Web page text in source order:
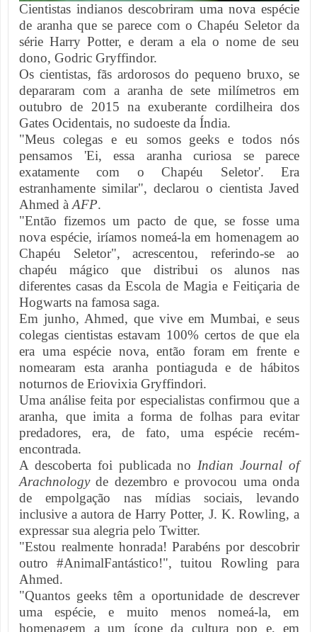
Cientistas indianos descobriram uma nova espécie
de aranha que se parece com o Chapéu Seletor da
série Harry Potter, e deram a ela o nome de seu
dono, Godric Gryffindor.
Os cientistas, fãs ardorosos do pequeno bruxo, se
depararam com a aranha de sete milímetros em
outubro de 2015 na exuberante cordilheira dos
Gates Ocidentais, no sudoeste da Índia.
"Meus colegas e eu somos geeks e todos nós
pensamos 'Ei, essa aranha curiosa se parece
exatamente com o Chapéu Seletor'. Era
estranhamente similar", declarou o cientista Javed
Ahmed à AFP.
"Então fizemos um pacto de que, se fosse uma
nova espécie, iríamos nomeá-la em homenagem ao
Chapéu Seletor", acrescentou, referindo-se ao
chapéu mágico que distribui os alunos nas
diferentes casas da Escola de Magia e Feitiçaria de
Hogwarts na famosa saga.
Em junho, Ahmed, que vive em Mumbai, e seus
colegas cientistas estavam 100% certos de que ela
era uma espécie nova, então foram em frente e
nomearam esta aranha pontiaguda e de hábitos
noturnos de Eriovixia Gryffindori.
Uma análise feita por especialistas confirmou que a
aranha, que imita a forma de folhas para evitar
predadores, era, de fato, uma espécie recém-
encontrada.
A descoberta foi publicada no Indian Journal of
Arachnologyde dezembro e provocou uma onda
de empolgação nas mídias sociais, levando
inclusive a autora de Harry Potter, J. K. Rowling, a
expressar sua alegria pelo Twitter.
"Estou realmente honrada! Parabéns por descobrir
outro #AnimalFantástico!", tuitou Rowling para
Ahmed.
"Quantos geeks têm a oportunidade de descrever
uma espécie, e muito menos nomeá-la, em
homenagem a um ícone da cultura pop e, em